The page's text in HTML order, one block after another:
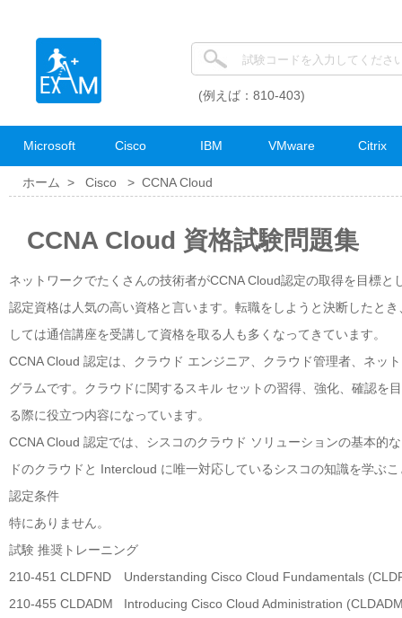
(例えば：810-403)
Microsoft Cisco IBM VMware Citrix
ホーム > Cisco > CCNA Cloud
CCNA Cloud 資格試験問題集
ネットワークでたくさんの技術者がCCNA Cloud認定の取得を目標
認定資格は人気の高い資格と言います。転職をしようと決断したと
しては通信講座を受講して資格を取る人も多くなってきています。
CCNA Cloud 認定は、クラウド エンジニア、クラウド管理者、ネッ
グラムです。クラウドに関するスキル セットの習得、強化、確認を
る際に役立つ内容になっています。
CCNA Cloud 認定では、シスコのクラウド ソリューションの基本的
ドのクラウドと Intercloud に唯一対応しているシスコの知識を学ぶ
認定条件
特にありません。
試験 推奨トレーニング
210-451 CLDFND
Understanding Cisco Cloud Fundamentals
210-455 CLDADM
Introducing Cisco Cloud Administration